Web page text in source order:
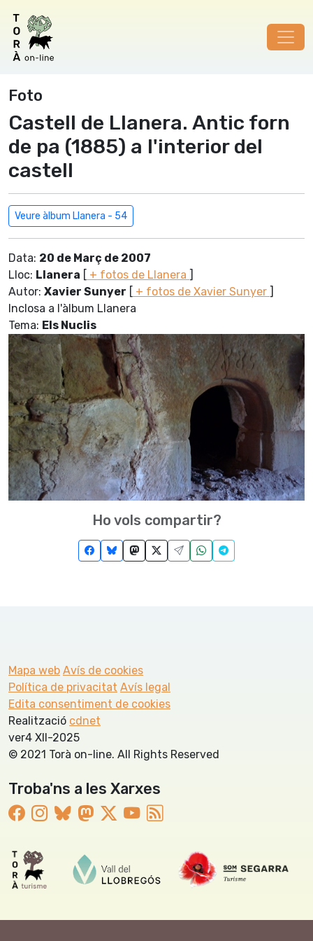
Foto
Castell de Llanera. Antic forn
de pa (1885) a l'interior del
castell
Veure àlbum Llanera - 54
Data: 20 de Març de 2007
Lloc: Llanera [ + fotos de Llanera ]
Autor: Xavier Sunyer [ + fotos de Xavier Sunyer ]
Inclosa a l'àlbum Llanera
Tema: Els Nuclis
Ho vols compartir?
Mapa web Avís de cookies
Política de privacitat Avís legal
Edita consentiment de cookies
Realització cdnet
ver4 XII-2025
© 2021 Torà on-line. All Rights Reserved
Troba'ns a les Xarxes